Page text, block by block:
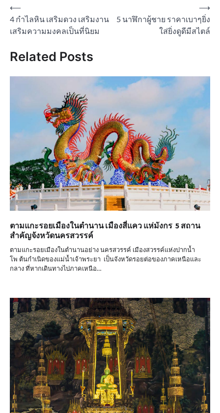
Post
navigation
⟵
4 กำไลหิน เสริมดวง เสริมงาน
เสริมความมงคลเป็นที่นิยม
5 นาฬิกาผู้ชาย ราคาเบาๆยิ่ง
ใส่ยิ่งดูดีมีสไตล์
⟶
Related Posts
ตามแกะรอยเมืองในตำนาน เมืองสี่แคว แห่มังกร 5 สถาน
สำคัญจังหวัดนครสวรรค์
ตามแกะรอยเมืองในตำนานอย่าง นครสวรรค์ เมืองสวรรค์แห่งปากน้ำ
โพ ต้นกำเนิดของแม่น้ำเจ้าพระยา เป็นจังหวัดรอยต่อของภาคเหนือและ
กลาง ที่หากเดินทางไปภาคเหนือ…